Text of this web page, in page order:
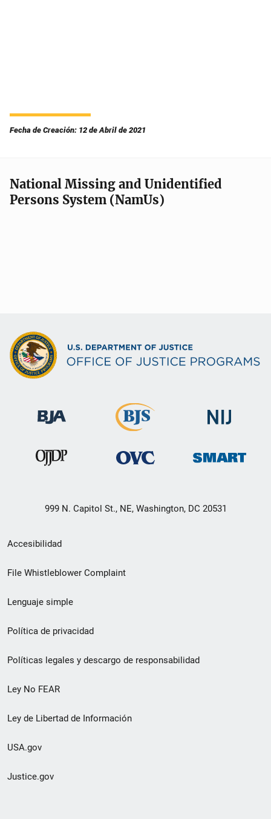
Fecha de Creación: 12 de Abril de 2021
National Missing and Unidentified
Persons System (NamUs)
999 N. Capitol St., NE, Washington, DC 20531
Menú
de
de
pie
de
página
Accesibilidad
File Whistleblower Complaint
Lenguaje simple
Política de privacidad
Políticas legales y descargo de responsabilidad
Ley No FEAR
Ley de Libertad de Información
USA.gov
Justice.gov